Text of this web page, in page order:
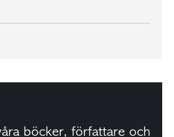
böcker, författare och